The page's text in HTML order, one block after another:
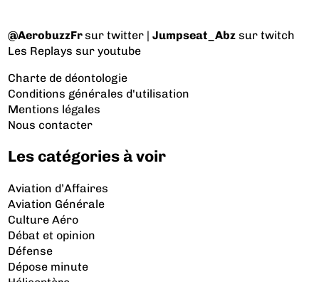
@AerobuzzFrsur twitter |Jumpseat_Abz sur twitch
Les Replays sur youtube
Charte de déontologie
Conditions générales d'utilisation
Mentions légales
Nous contacter
Les catégories à voir
Aviation d’Affaires
Aviation Générale
Culture Aéro
Débat et opinion
Défense
Dépose minute